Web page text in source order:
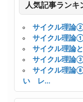
人気記事ランキ
サイクル理
サイクル理
サイクル理論
サイクル理論
サイクル理論
い レ...